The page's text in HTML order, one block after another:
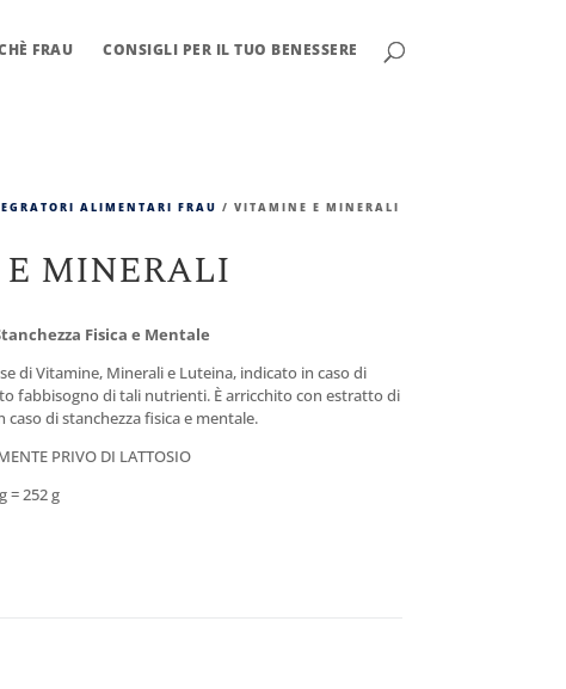
FRAU CONSIGLI PER IL TUO BENESSERE
ALIMENTARI FRAU / VITAMINE E MINERALI
MINERALI
Fisica e Mentale
di Vitamine, Minerali e Luteina, indicato in caso di
fabbisogno di tali nutrienti. È arricchito con estratto di
di stanchezza fisica e mentale.
PRIVO DI LATTOSIO
= 252 g